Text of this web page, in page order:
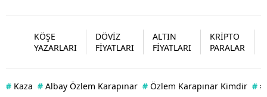
Çankırı
Çorum
Diyarbakır
KÖŞE
YAZARLARI
DÖVİZ
FİYATLARI
ALTIN
FİYATLARI
KRİPTO
PARALAR
# Kaza # Albay Özlem Karapınar # Özlem Karapınar Kimdir #